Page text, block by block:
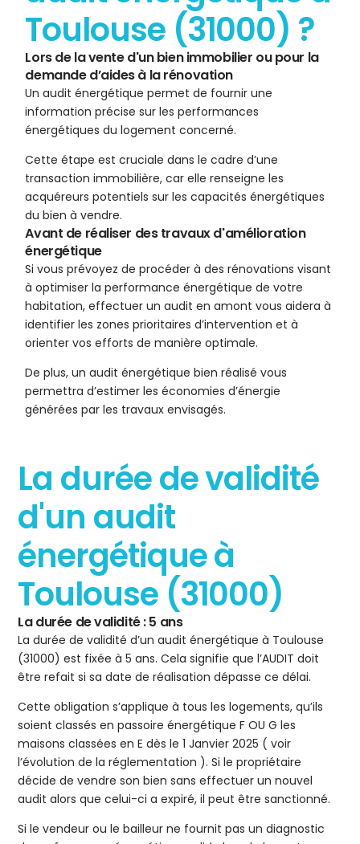
Toulouse (31000) ?
Lors de la vente d'un bien immobilier ou pour la
demande d’aides à la rénovation
Un audit énergétique permet de fournir une
information précise sur les performances
énergétiques du logement concerné.
Cette étape est cruciale dans le cadre d’une
transaction immobilière, car elle renseigne les
acquéreurs potentiels sur les capacités énergétiques
du bien à vendre.
Avant de réaliser des travaux d'amélioration
énergétique
Si vous prévoyez de procéder à des rénovations visant
à optimiser la performance énergétique de votre
habitation, effectuer un audit en amont vous aidera à
identifier les zones prioritaires d’intervention et à
orienter vos efforts de manière optimale.
De plus, un audit énergétique bien réalisé vous
permettra d’estimer les économies d’énergie
générées par les travaux envisagés.
La durée de validité
d'un audit
énergétique à
Toulouse (31000)
La durée de validité : 5 ans
La durée de validité d’un audit énergétique à Toulouse
(31000) est fixée à 5 ans. Cela signifie que l’AUDIT doit
être refait si sa date de réalisation dépasse ce délai.
Cette obligation s’applique à tous les logements, qu’ils
soient classés en passoire énergétique F OU G les
maisons classées en E dès le 1 Janvier 2025 ( voir
l’évolution de la réglementation ). Si le propriétaire
décide de vendre son bien sans effectuer un nouvel
audit alors que celui-ci a expiré, il peut être sanctionné.
Si le vendeur ou le bailleur ne fournit pas un diagnostic